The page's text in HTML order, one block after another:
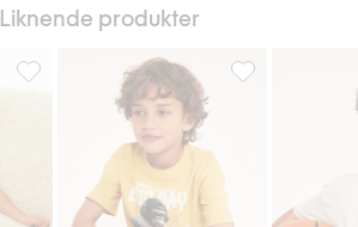
Liknende produkter
Kortermet T-skjorte i bomullstrikot, Legg
Oversize T-